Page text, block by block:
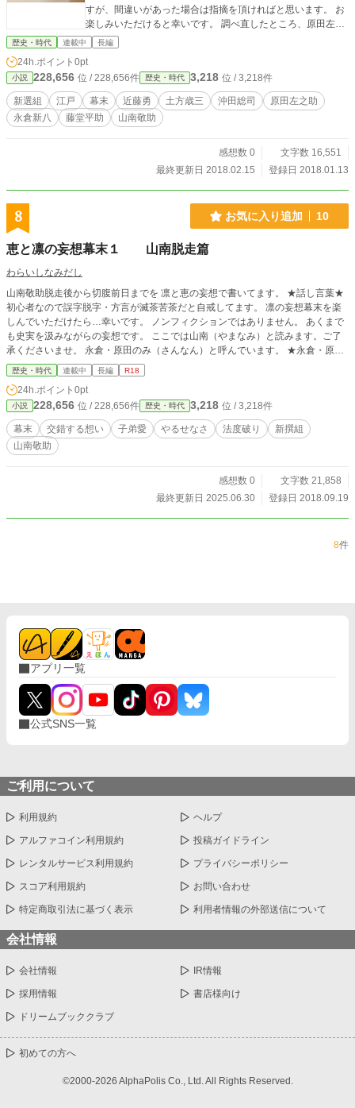
すが、間違いがあった場合は指摘を頂ければと思います。 お
楽しみいただけると幸いです。 調べ直したところ、原田左之
助さんが近藤さんと知り合ったのは一八六二年の暮れだそう
公です
歴史・時代 連載中 長編
24h.ポイント 0pt
小説 228,656 位 / 228,656件 歴史・時代 3,218 位 / 3,218件
新選組 江戸 幕末 近藤勇 土方歳三 沖田総司
原田左之助
永倉新八
藤堂平助 山南敬助
感想数 0
文字数 16,551
最終更新日 2018.02.15
登録日 2018.01.13
8 お気に入り追加 10
恵と凛の妄想幕末１ 山南脱走篇
わらいしなみだし
山南敬助脱走後から切腹前日までを 凛と恵の妄想で書いてます。 ★話し言葉★
初心者なので誤字脱字・方言が滅茶苦茶だと自戒してます。 凛の妄想幕末を楽
しんでいただけたら…幸いです。 ノンフィクションではありません。 あくまで
も史実を汲みながらの妄想です。 ここでは山南（やまなみ）と読みます。ご了
承くださいませ。 永倉・原田のみ（さんなん）と呼んでいます。 ★永倉・原田
編は「とある事件」のネタバレになることが判明 完結するまで猶予願いま
す。 ★逢瀬編のRは…… メモ書きの素書きが二種類見つかってしまい……更新
は かなり遅くなると思います。 ゆっくり書かせて下さいませ。m(_ _)m ＼(_
_)
歴史・時代 連載中 長編 R18
24h.ポイント 0pt
小説 228,656 位 / 228,656件 歴史・時代 3,218 位 / 3,218件
幕末 交錯する想い 子弟愛 やるせなさ 法度破り
新撰組
山南敬助
感想数 0
文字数 21,858
最終更新日 2025.06.30
登録日 2018.09.19
8件
アプリ一覧
公式SNS一覧
ご利用について
利用規約 ヘルプ
アルファコイン利用規約 投稿ガイドライン
レンタルサービス利用規約 プライバシーポリシー
スコア利用規約 お問い合わせ
特定商取引法に基づく表示 利用者情報の外部送信について
会社情報
会社情報 IR情報
採用情報 書店様向け
ドリームブッククラブ
初めての方へ
©2000-2026 AlphaPolis Co., Ltd. All Rights Reserved.